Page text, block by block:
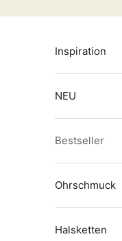
Inspiration
NEU
Bestseller
Ohrschmuck
Halsketten